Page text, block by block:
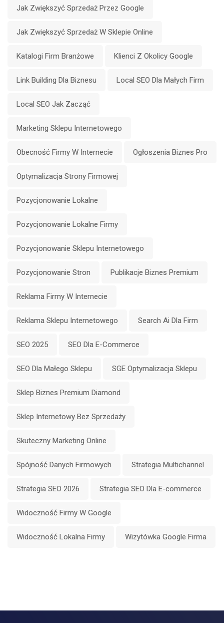
Jak Zwiększyć Sprzedaż Przez Google
Jak Zwiększyć Sprzedaż W Sklepie Online
Katalogi Firm Branżowe Klienci Z Okolicy Google
Link Building Dla Biznesu Local SEO Dla Małych Firm
Local SEO Jak Zacząć
Marketing Sklepu Internetowego
Obecność Firmy W Internecie Ogłoszenia Biznes Pro
Optymalizacja Strony Firmowej
Pozycjonowanie Lokalne
Pozycjonowanie Lokalne Firmy
Pozycjonowanie Sklepu Internetowego
Pozycjonowanie Stron Publikacje Biznes Premium
Reklama Firmy W Internecie
Reklama Sklepu Internetowego Search Ai Dla Firm
SEO 2025 SEO Dla E-Commerce
SEO Dla Małego Sklepu SGE Optymalizacja Sklepu
Sklep Biznes Premium Diamond
Sklep Internetowy Bez Sprzedaży
Skuteczny Marketing Online
Spójność Danych Firmowych Strategia Multichannel
Strategia SEO 2026 Strategia SEO Dla E-commerce
Widoczność Firmy W Google
Widoczność Lokalna Firmy Wizytówka Google Firma